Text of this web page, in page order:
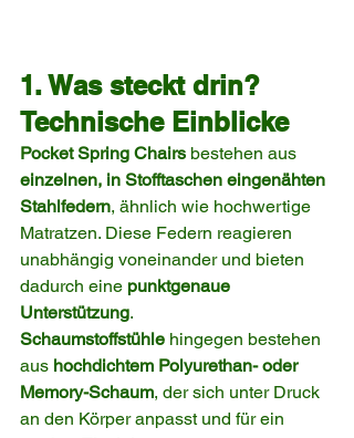
1. Was steckt drin?
Technische Einblicke
Pocket Spring Chairs bestehen aus
einzelnen, in Stofftaschen eingenähten
Stahlfedern, ähnlich wie hochwertige
Matratzen. Diese Federn reagieren
unabhängig voneinander und bieten
dadurch eine punktgenaue
Unterstützung.
Schaumstoffstühle hingegen bestehen
aus hochdichtem Polyurethan- oder
Memory-Schaum, der sich unter Druck
an den Körper anpasst und für ein